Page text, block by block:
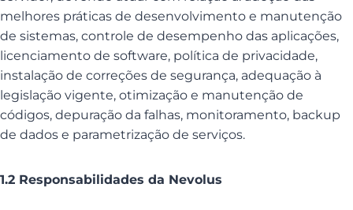
melhores práticas de desenvolvimento e manutenção
de sistemas, controle de desempenho das aplicações,
licenciamento de software, política de privacidade,
instalação de correções de segurança, adequação à
legislação vigente, otimização e manutenção de
códigos, depuração da falhas, monitoramento, backup
de dados e parametrização de serviços.
1.2 Responsabilidades da Nevolus